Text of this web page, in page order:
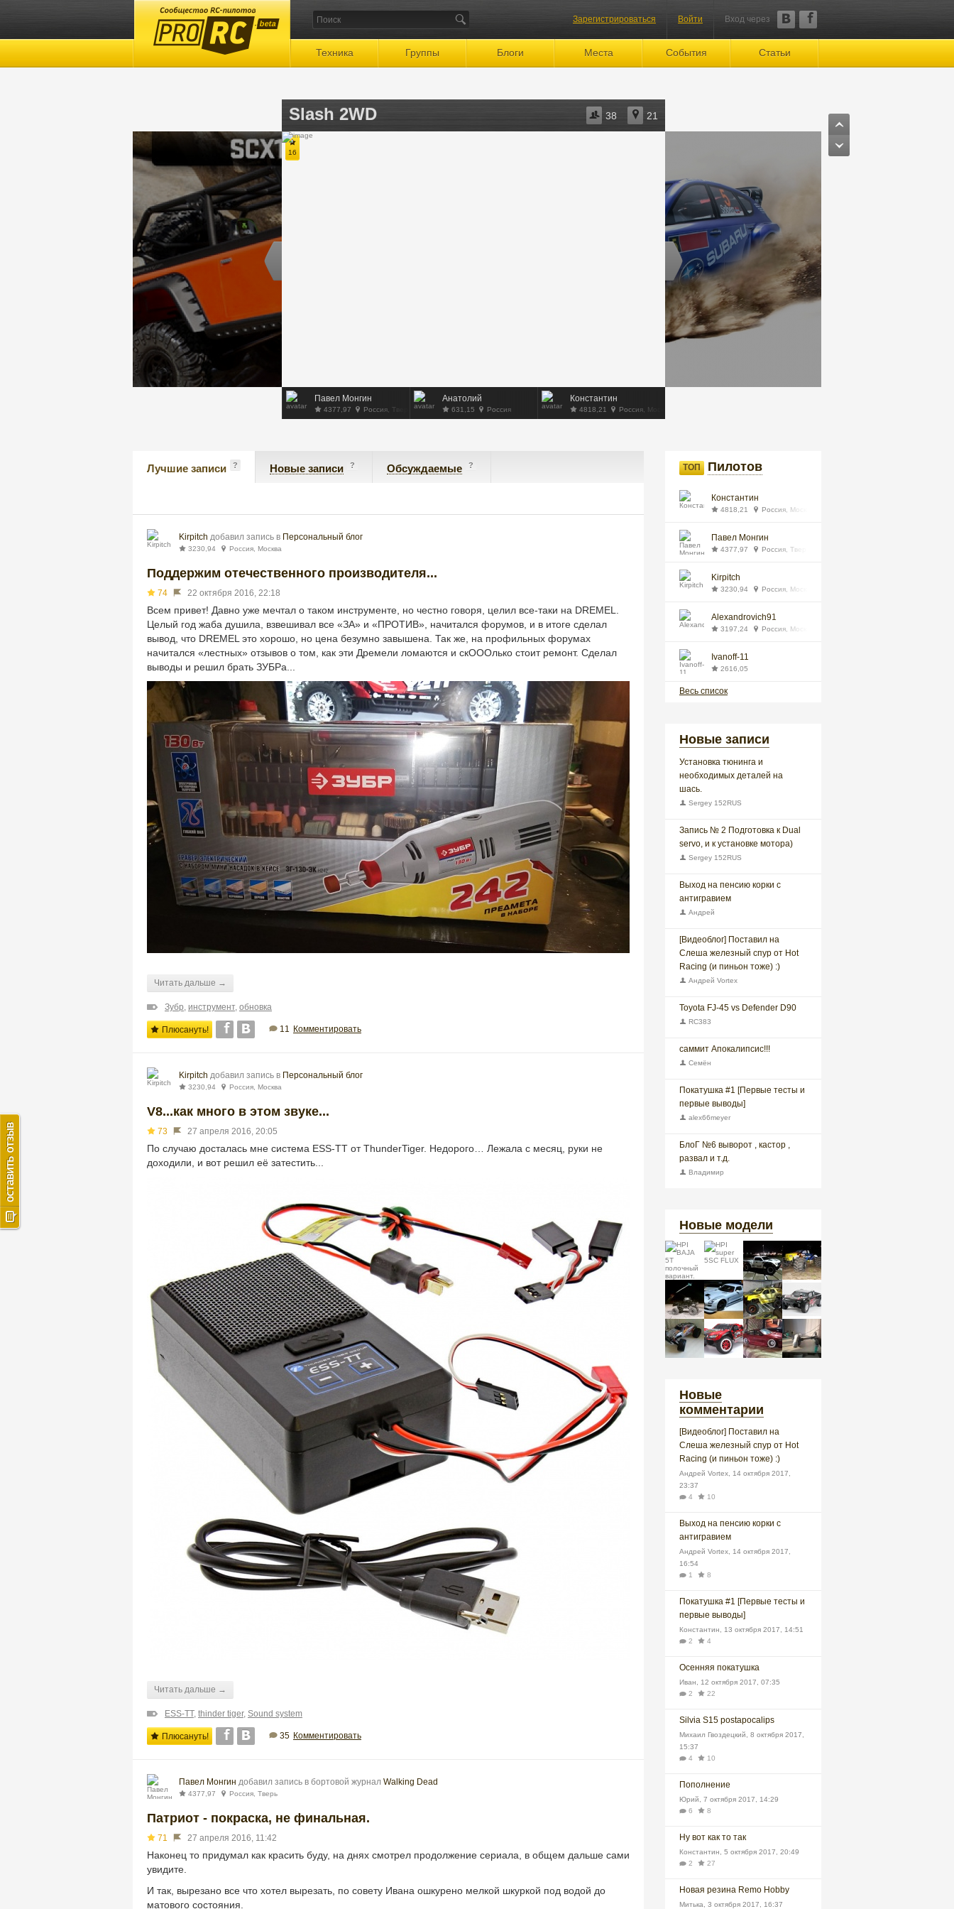
beta Зарегистрироваться Войти Вход через
Техника Группы Блоги Места События Статьи
67 32
Original Hero
263,4
Россия, Москва
Slash 2WD 38 21
16
Павел Монгин
4377,97 Россия, Тверь
Анатолий
631,15 Россия
Константин
4818,21 Россия, Москва
Лучшие записи ? Новые записи ? Обсуждаемые ?
Kirpitch добавил запись в Персональный блог
3230,94 Россия, Москва
Поддержим отечественного производителя...
74 22 октября 2016, 22:18
Всем привет! Давно уже мечтал о таком инструменте, но честно говоря, целил все-таки на DREMEL.
Целый год жаба душила, взвешивал все «ЗА» и «ПРОТИВ», начитался форумов, и в итоге сделал
вывод, что DREMEL это хорошо, но цена безумно завышена. Так же, на профильных форумах
начитался «лестных» отзывов о том, как эти Дремели ломаются и скОООлько стоит ремонт. Сделал
выводы и решил брать ЗУБРа...
Читать дальше →
Зубр, инструмент, обновка
Плюсануть! 11 Комментировать
Kirpitch добавил запись в Персональный блог
3230,94 Россия, Москва
V8...как много в этом звуке...
73 27 апреля 2016, 20:05
По случаю досталась мне система ESS-TT от ThunderTiger. Недорого… Лежала с месяц, руки не
доходили, и вот решил её затестить...
Читать дальше →
ESS-TT, thinder tiger, Sound system
Плюсануть! 35 Комментировать
Павел Монгин добавил запись в бортовой журнал Walking Dead
4377,97 Россия, Тверь
Патриот - покраска, не финальная.
71 27 апреля 2016, 11:42
Наконец то придумал как красить буду, на днях смотрел продолжение сериала, в общем дальше сами
увидите.
И так, вырезано все что хотел вырезать, по совету Ивана ошкурено мелкой шкуркой под водой до
матового состояния.
ТОП Пилотов
Константин
4818,21 Россия, Москва
Павел Монгин
4377,97 Россия, Тверь
Kirpitch
3230,94 Россия, Москва
Alexandrovich91
3197,24 Россия, Москва
Ivanoff-11
2616,05
Весь список
Новые записи
Установка тюнинга и
необходимых деталей на
шась.
Sergey 152RUS
Запись № 2 Подготовка к Dual
servo, и к установке мотора)
Sergey 152RUS
Выход на пенсию корки с
антигравием
Андрей
[Видеоблог] Поставил на
Слеша железный спур от Hot
Racing (и пиньон тоже) :)
Андрей Vortex
Toyota FJ-45 vs Defender D90
RC383
саммит Апокалипсис!!!
Семён
Покатушка #1 [Первые тесты и
первые выводы]
alex66meyer
БлоГ №6 выворот , кастор ,
развал и т.д.
Владимир
Новые модели
Новые
комментарии
[Видеоблог] Поставил на
Слеша железный спур от Hot
Racing (и пиньон тоже) :)
Андрей Vortex
14 октября 2017,
23:37
4
10
Выход на пенсию корки с
антигравием
Андрей Vortex
14 октября 2017,
16:54
1
8
Покатушка #1 [Первые тесты и
первые выводы]
Константин
13 октября 2017, 14:51
2
4
Осенняя покатушка
Иван
12 октября 2017, 07:35
2
22
Silvia S15 postapocalips
Михаил Гвоздецкий
8 октября 2017,
15:37
4
10
Пополнение
Юрий
7 октября 2017, 14:29
6
8
Ну вот как то так
Константин
5 октября 2017, 20:49
2
27
Новая резина Remo Hobby
Митька 3 октября 2017, 16:37